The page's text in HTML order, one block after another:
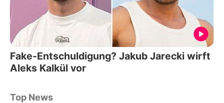
Fake-Entschuldigung? Jakub Jarecki wirft
Aleks Kalkül vor
Top News